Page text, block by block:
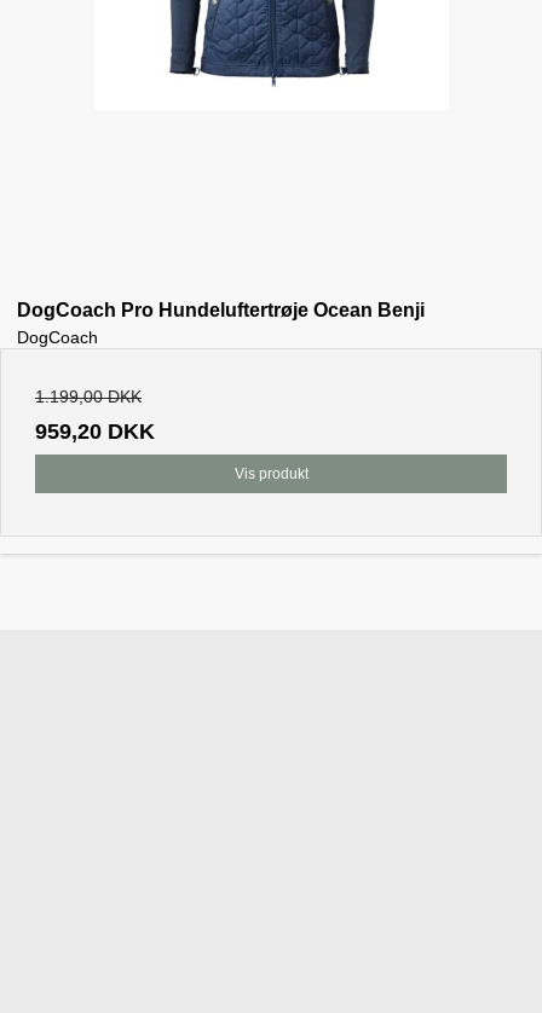
DogCoach Pro Hundeluftertrøje Ocean Benji
DogCoach
1.199,00 DKK
959,20 DKK
Vis produkt